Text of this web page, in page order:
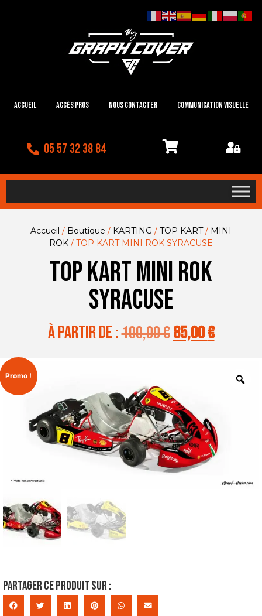
Accueil Accès Pros Nous contacter Communication visuelle
05 57 32 38 84
Accueil / Boutique / KARTING / TOP KART/ MINI
ROK / TOP KART MINI ROK SYRACUSE
TOP KART MINI ROK
SYRACUSE
à partir de :100,00€85,00€
Promo !
Partager ce produit sur :